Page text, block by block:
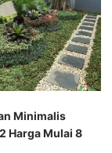
Minimalis
Harga Mulai 8